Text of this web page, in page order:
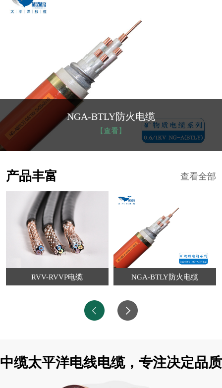
NGA-BTLY防火电缆
【查看】
查看全部
产品丰富
RVV-RVVP电缆 NGA-BTLY防火电缆
中缆太平洋电线电缆，专注决定品质